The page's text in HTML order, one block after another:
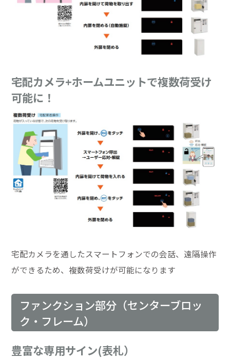
宅配カメラ+ホームユニットで複数荷受け
可能に！
宅配カメラを通したスマートフォンでの会話、遠隔操作
ができるため、複数荷受けが可能になります
ファンクション部分（センターブロッ
ク・フレーム）
豊富な専用サイン(表札）